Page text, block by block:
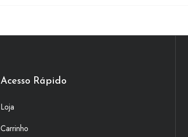
Acesso Rápido
Loja
Carrinho